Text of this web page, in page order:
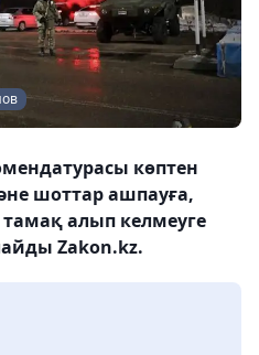
көптен
шоттар ашпауға,
алып келмеуге
Zakon.kz.